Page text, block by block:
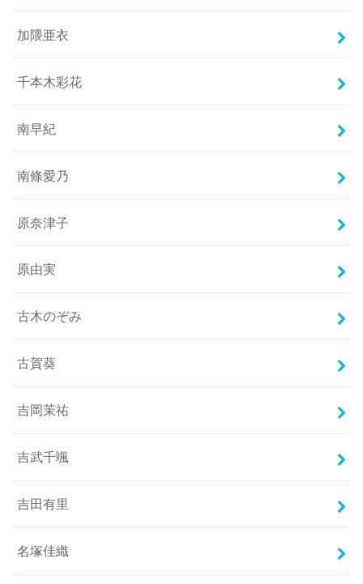
加隈亜衣
千本木彩花
南早紀
南條愛乃
原奈津子
原由実
古木のぞみ
古賀葵
吉岡茉祐
吉武千颯
吉田有里
名塚佳織